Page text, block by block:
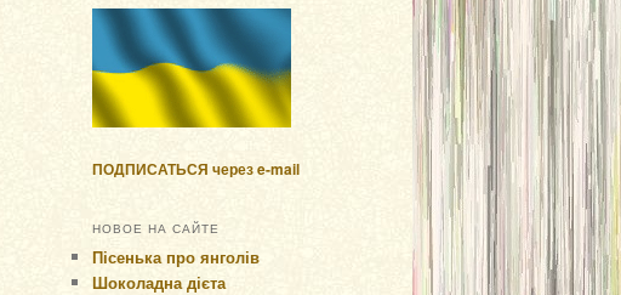
ПОДПИСАТЬСЯ через e-mail
НОВОЕ НА САЙТЕ
Пісенька про янголів
Шоколадна дієта